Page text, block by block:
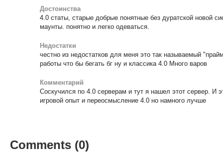
Достоинства
4.0 статы, старые добрые понятные без дуратской новой
маунты. понятно и легко одеваться.
Недостатки
честно из недостатков для меня это так называемый
работы что бы бегать бг ну и классика 4.0 Много варов
Комментарий
Соскучился по 4.0 серверам и тут я нашел этот сервер. И
игровой опыт и переосмысление 4.0 но намного лучше
Comments (0)